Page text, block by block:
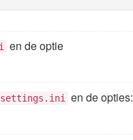
en de optie
settings.ini en de opties: